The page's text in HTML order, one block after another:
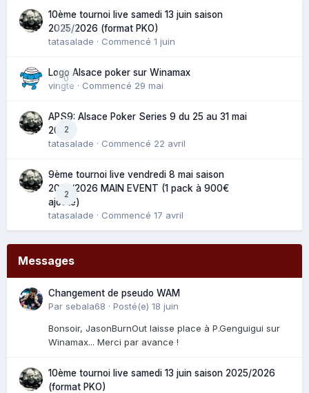
0
10ème tournoi live samedi 13 juin saison
2025/2026 (format PKO)
tatasalade · Commencé 1 juin
0
Logo Alsace poker sur Winamax
vingte · Commencé 29 mai
2
APS9: Alsace Poker Series 9 du 25 au 31 mai
2025
tatasalade · Commencé 22 avril
2
9ème tournoi live vendredi 8 mai saison
2025/2026 MAIN EVENT (1 pack à 900€
ajouté)
tatasalade · Commencé 17 avril
Messages
Changement de pseudo WAM
Par sebala68 · Posté(e) 18 juin
Bonsoir, JasonBurnOut laisse place à P.Genguigui sur
Winamax... Merci par avance !
10ème tournoi live samedi 13 juin saison 2025/2026
(format PKO)